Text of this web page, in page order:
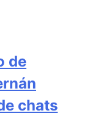
de
chats